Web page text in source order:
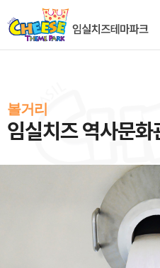
볼거리
임실치즈 역사문화